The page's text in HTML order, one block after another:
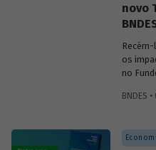
novo
os
no
futuros
BNDES